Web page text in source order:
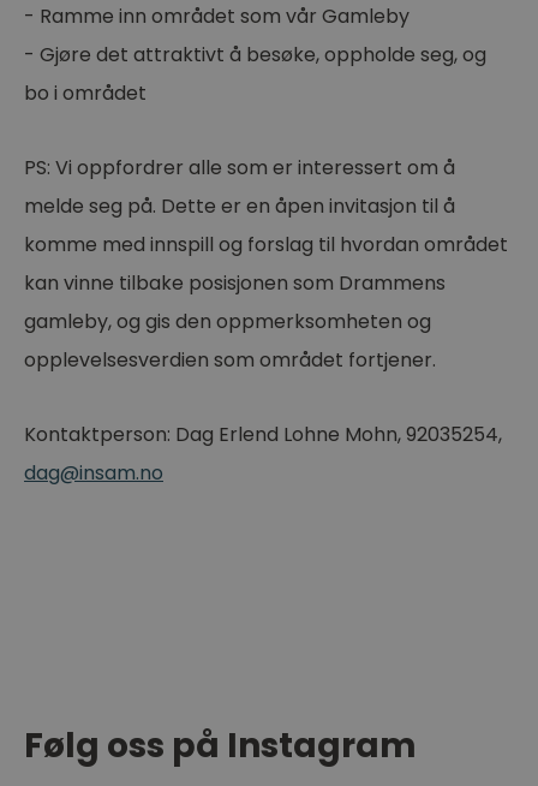
- Ramme inn området som vår Gamleby
- Gjøre det attraktivt å besøke, oppholde seg, og
bo i området
PS: Vi oppfordrer alle som er interessert om å
melde seg på. Dette er en åpen invitasjon til å
komme med innspill og forslag til hvordan området
kan vinne tilbake posisjonen som Drammens
gamleby, og gis den oppmerksomheten og
opplevelsesverdien som området fortjener.
Kontaktperson: Dag Erlend Lohne Mohn, 92035254,
dag@insam.no
Følg oss på Instagram